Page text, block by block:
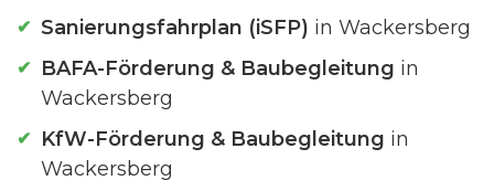
Sanierungsfahrplan (iSFP) in Wackersberg
BAFA-Förderung & Baubegleitung in
Wackersberg
KfW-Förderung & Baubegleitung in
Wackersberg